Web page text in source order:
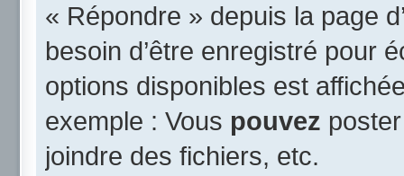
« Répondre » depuis la page
besoin d’être enregistré pour
options disponibles est
exemple : Vous pouvez
joindre des fichiers, etc.